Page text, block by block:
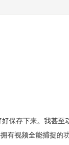
保存下来。我甚
有视频全能捕捉